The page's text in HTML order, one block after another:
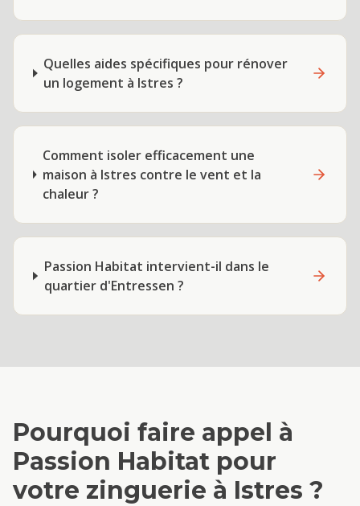
Quelles aides spécifiques pour rénover
un logement à Istres ?
Comment isoler efficacement une
maison à Istres contre le vent et la
chaleur ?
Passion Habitat intervient-il dans le
quartier d'Entressen ?
Pourquoi faire appel à
Passion Habitat pour
votre zinguerie à Istres ?